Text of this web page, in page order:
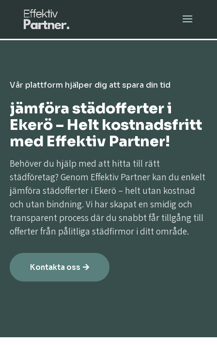
Vår plattform hjälper dig att spara din tid
jämföra städofferter i
Ekerö – Helt kostnadsfritt
med Effektiv Partner!
Behöver du hjälp med att hitta till rätt
städföretag? Genom Effektiv Partner kan du enkelt
jämföra städofferter i Ekerö – helt utan kostnad
och utan bindning. Vi har skapat en smidig och
transparent process där du snabbt får tillgång till
offerter från pålitliga städfirmor i ditt område.
Kontakta oss